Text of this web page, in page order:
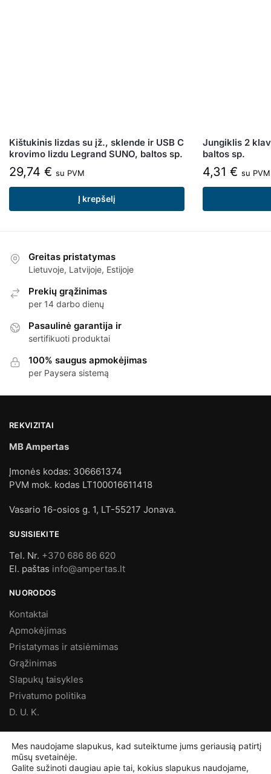
Kištukinis lizdas su įž., sklende ir USB C
krovimo lizdu Legrand SUNO, baltos sp.
29,74 € su PVM
Į krepšelį
Jungiklis 2
baltos sp.
4,31 € su PVM
Greitas pristatymas
Lietuvoje, Latvijoje, Estijoje
Prekių grąžinimas
per 14 darbo dienų
Pasaulinė garantija ir
sertifikuoti produktai
100% saugus apmokėjimas
per Paysera sistemą
REKVIZITAI
MB Ampertas
Įmonės kodas: 306661374
PVM mok. kodas LT100016611418
Vasario 16-osios g. 1, LT-55217 Jonava.
SUSISIEKITE
Tel. Nr. +370 686 86 620
El. paštas info@ampertas.lt
NUORODOS
Kontaktai
Apmokėjimas
Pristatymas ir atsiėmimas
Grąžinimas
Slapukų taisykles
Privatumo politika
D. U. K.
Mes naudojame slapukus, kad suteiktume jums geriausią patirtį
mūsų svetainėje.
Galite sužinoti daugiau apie tai, kokius slapukus naudojame,